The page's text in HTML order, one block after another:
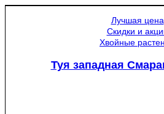
Лучшая цена
Скидки и
Хвойные
Туя западная